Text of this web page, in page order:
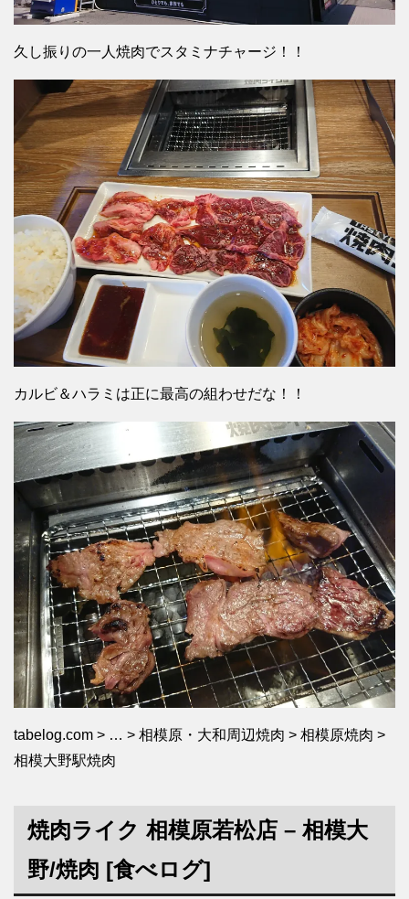
久し振りの一人焼肉でスタミナチャージ！！
カルビ＆ハラミは正に最高の組わせだな！！
tabelog.com > … > 相模原・大和周辺焼肉 > 相模原焼肉 >
相模大野駅焼肉
焼肉ライク 相模原若松店 – 相模大
野/焼肉 [食べログ]